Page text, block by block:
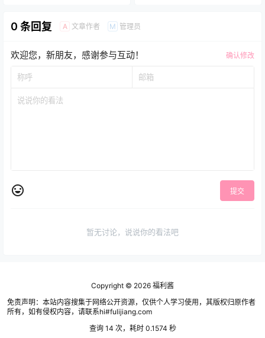
0 条回复 A 文章作者 M 管理员
欢迎您，新朋友，感谢参与互动！ 确认修改
提交
暂无讨论，说说你的看法吧
Copyright © 2026 福利酱
免责声明：本站内容搜集于网络公开资源，仅供个人学习使用，其版权归原作者
所有，如有侵权内容，请联系hi#fulijiang.com
查询 14 次，耗时 0.1574 秒